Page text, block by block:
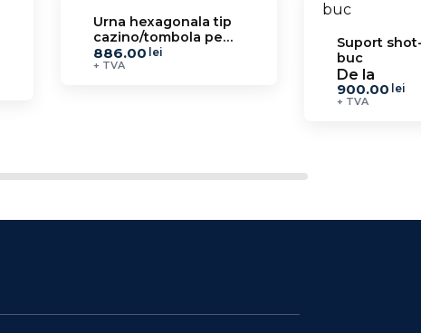
Urna hexagonala tip
cazino/tombola pe
suport Al UR 10
886.00 lei
+ TVA
Suport
buc
De la
900.00 lei
+ TVA